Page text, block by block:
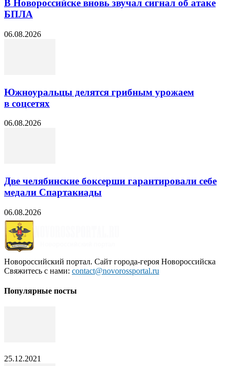
В Новороссийске вновь звучал сигнал об атаке
БПЛА
06.08.2026
Южноуральцы делятся грибным урожаем
в соцсетях
06.08.2026
Две челябинские боксерши гарантировали себе
медали Спартакиады
06.08.2026
Новороссийский портал. Сайт города-героя Новороссийска
Свяжитесь с нами: contact@novorossportal.ru
Популярные посты
25.12.2021